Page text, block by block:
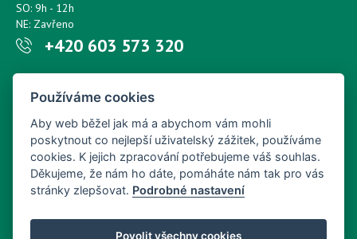
SO: 9h - 12h
NE: Zavřeno
+420 603 573 320
petr.sonsky@centrum.cz
Používáme cookies
Aby web běžel jak má a abychom vám mohli
poskytnout co nejlepší uživatelský zážitek, používáme
cookies. K jejich zpracování potřebujeme váš souhlas.
Děkujeme, že nám ho dáte, pomáháte nám tak pro vás
stránky zlepšovat. Podrobné nastavení
Povolit všechny cookies